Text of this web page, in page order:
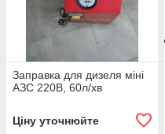
Заправка для дизеля міні
АЗС 220В, 60л/хв
Ціну уточнюйте